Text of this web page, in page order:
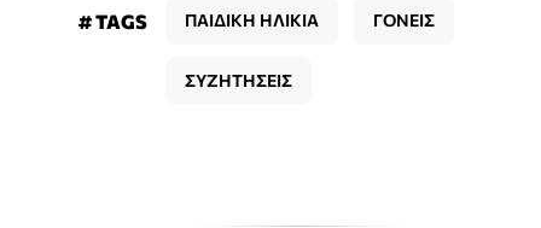
# TAGS ΠΑΙΔΙΚΗ ΗΛΙΚΙΑ ΓΟΝΕΙΣ
ΣΥΖΗΤΗΣΕΙΣ